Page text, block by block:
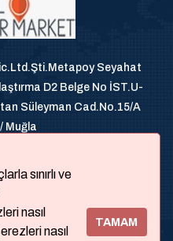
sınırlı ve
nasıl
nasıl
TAMAM
Seyahat
D2 Belge No İST.U-
Süleyman Cad.No.15/A
Muğla